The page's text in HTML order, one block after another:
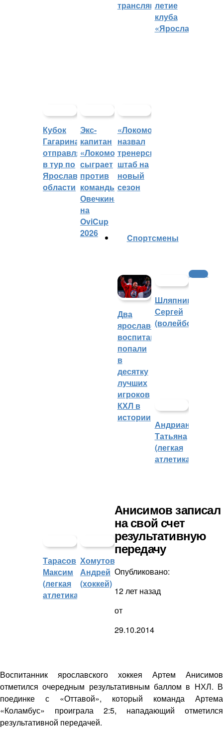
трансляцийлетие
клуба
«Ярославич»
Кубок
Гагарина
отправляется
в тур по
Ярославской
области
Экс-
капитан
«Локомотива»
сыграет
против
команды
Овечкина
на
OviCup
2026
«Локомотив»
назвал
тренерский
штаб на
новый
сезон
Cпортсмены
Два
ярославских
воспитанника
попали
в
десятку
лучших
игроков
КХЛ в
истории
Шляпников
Сергей
(волейбол)
Андрианова
Татьяна
(легкая
атлетика)
Тарасов
Максим
(легкая
атлетика)
Хомутов
Андрей
(хоккей)
Хоккей
Анисимов записал
на свой счет
результативную
передачу
Опубликовано:
12 лет назад
от
29.10.2014
Воспитанник ярославского хоккея Артем Анисимов
отметился очередным результативным баллом в НХЛ. В
поединке с «Оттавой», который команда Артема
«Коламбус» проиграла 2:5, нападающий отметился
результативной передачей.